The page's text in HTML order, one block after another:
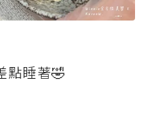
點睡著🤣